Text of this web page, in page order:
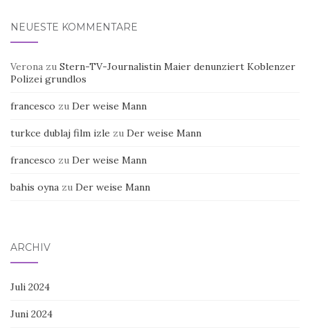
NEUESTE KOMMENTARE
Verona zu Stern-TV-Journalistin Maier denunziert Koblenzer
Polizei grundlos
francesco zu Der weise Mann
turkce dublaj film izle zu Der weise Mann
francesco zu Der weise Mann
bahis oyna zu Der weise Mann
ARCHIV
Juli 2024
Juni 2024